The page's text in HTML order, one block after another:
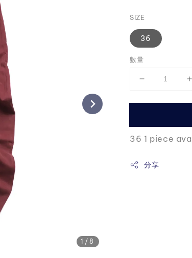
1 /8
SIZE
36
數量
36 1 piece
分享